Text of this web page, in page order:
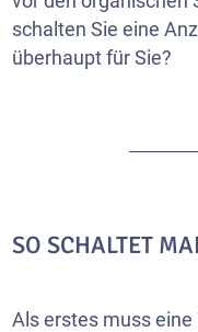
schalten Sie eine
überhaupt für Sie?
SO SCHALTET
Als erstes muss